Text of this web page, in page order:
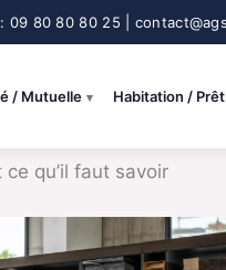
/ Mutuelle Habitation / Prêt
qu’il faut savoir